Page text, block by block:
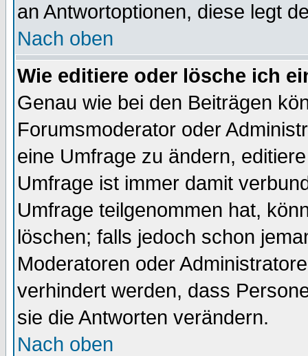
an Antwortoptionen, diese legt
Nach oben
Wie editiere oder lösche ich
Genau wie bei den Beiträgen
Forumsmoderator oder
eine Umfrage zu ändern,
Umfrage ist immer damit
Umfrage teilgenommen hat,
löschen; falls jedoch schon
Moderatoren oder
verhindert werden, dass
sie die Antworten verändern.
Nach oben